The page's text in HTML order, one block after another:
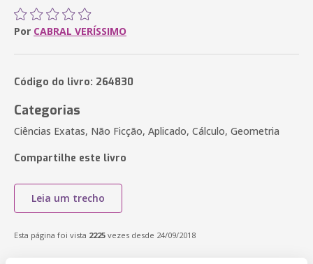
Por CABRAL VERÍSSIMO
Código do livro: 264830
Categorias
Ciências Exatas, Não Ficção, Aplicado, Cálculo, Geometria
Compartilhe este livro
Leia um trecho
Esta página foi vista 2225 vezes desde 24/09/2018